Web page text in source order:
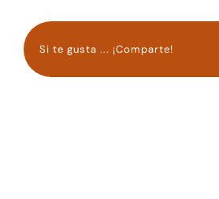
Si te gusta ... ¡Comparte!